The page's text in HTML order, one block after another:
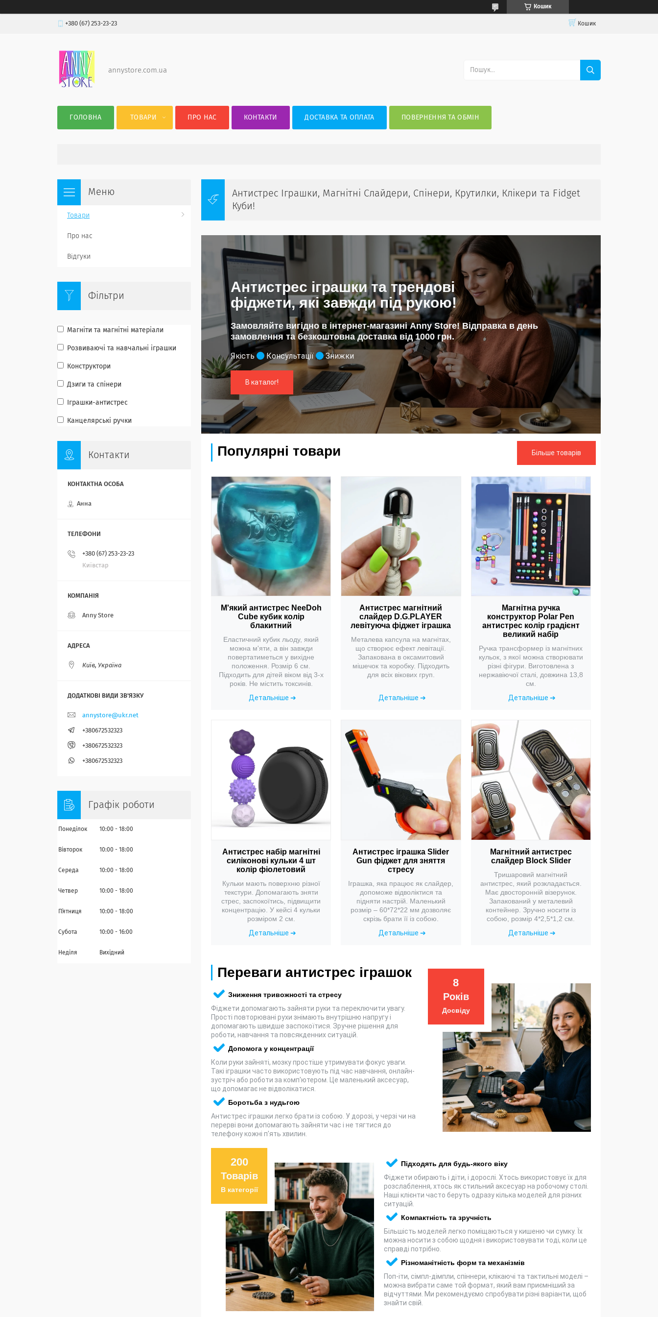
Кошик
+380 (67) 253-23-23 Кошик
annystore.com.ua
ГОЛОВНА ТОВАРИ ПРО НАС КОНТАКТИ ДОСТАВКА ТА ОПЛАТА ПОВЕРНЕННЯ ТА ОБМІН
Антистрес Іграшки, Магнітні Слайдери, Спінери, Крутилки, Клікери та Fidget
Куби!
Антистрес іграшки та трендові
фіджети, які завжди під рукою!
Замовляйте вигідно в інтернет-магазині Anny Store! Відправка в день
замовлення та безкоштовна доставка від 1000 грн.
Якість Консультації Знижки
В каталог!
Популярні товари
М'який антистрес NeeDoh
Cube кубик колір
блакитний
Еластичний кубик льоду, який
можна м'яти, а він завжди
повертатиметься у вихідне
положення. Розмір 6 см.
Підходить для дітей віком від 3-х
років. Не містить токсинів.
Детальніше ➔
Антистрес магнітний
слайдер D.G.PLAYER
левітуюча фіджет іграшка
Металева капсула на магнітах,
що створює ефект левітації.
Запакована в оксамитовий
мішечок та коробку. Підходить
для всіх вікових груп.
Детальніше ➔
Магнітна ручка
конструктор Polar Pen
антистрес колір градієнт
великий набір
Ручка трансформер із магнітних
кульок, з якої можна створювати
різні фігури. Виготовлена з
нержавіючої сталі, довжина 13,8
см.
Детальніше ➔
Антистрес набір магнітні
силіконові кульки 4 шт
колір фіолетовий
Кульки мають поверхню різної
текстури. Допомагають зняти
стрес, заспокоїтись, підвищити
концентрацію. У кейсі 4 кульки
розміром 2 см.
Детальніше ➔
Антистрес іграшка Slider
Gun фіджет для зняття
стресу
Іграшка, яка працює як слайдер,
допоможе відволіктися та
підняти настрій. Маленький
розмір – 60*72*22 мм дозволяє
скрізь брати її із собою.
Детальніше ➔
Магнітний антистрес
слайдер Block Slider
Тришаровий магнітний
антистрес, який розкладається.
Має двосторонній візерунок.
Запакований у металевий
контейнер. Зручно носити із
собою, розмір 4*2,5*1,2 см.
Детальніше ➔
Більше товарів
Переваги антистрес іграшок
Зниження тривожності та стресу
Фіджети допомагають зайняти руки та переключити увагу.
Прості повторювані рухи знімають внутрішню напругу і
допомагають швидше заспокоїтися. Зручне рішення для
роботи, навчання та повсякденних ситуацій.
Допомога у концентрації
Коли руки зайняті, мозку простіше утримувати фокус уваги.
Такі іграшки часто використовують під час навчання, онлайн-
зустріч або роботи за комп'ютером. Це маленький аксесуар,
що допомагає не відволікатися.
Боротьба з нудьгою
Антистрес іграшки легко брати із собою. У дорозі, у черзі чи на
перерві вони допомагають зайняти час і не тягтися до
телефону кожні п'ять хвилин.
8
Років
Досвіду
200
Товарів
В категорії
Підходять для будь-якого віку
Фіджети обирають і діти, і дорослі. Хтось використовує їх для
розслаблення, хтось як стильний аксесуар на робочому столі.
Наші клієнти часто беруть одразу кілька моделей для різних
ситуацій.
Компактність та зручність
Більшість моделей легко поміщаються у кишеню чи сумку. Їх
можна носити з собою щодня і використовувати тоді, коли це
справді потрібно.
Різноманітність форм та механізмів
Поп-іти, сімпл-дімпли, спіннери, клікаючі та тактильні моделі –
можна вибрати саме той формат, який вам приємніший за
відчуттями. Ми рекомендуємо спробувати різні варіанти, щоб
знайти свій.
Товари
Про нас
Відгуки
Фільтри
Магніти та магнітні матеріали
Розвиваючі та навчальні іграшки
Конструктори
Дзиги та спінери
Іграшки-антистрес
Канцелярські ручки
Контакти
Анна
+380 (67) 253-23-23
Київстар
Anny Store
Київ, Україна
annystore@ukr.net
+380672532323
+380672532323
+380672532323
Графік роботи
Понеділок 10:00 18:00
Вівторок 10:00 18:00
Середа 10:00 18:00
Четвер 10:00 18:00
Пʼятниця 10:00 18:00
Субота 10:00 16:00
Неділя Вихідний